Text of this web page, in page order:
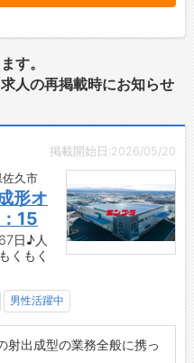
ます。
り良くするために、日々の
挑戦を続けることができる
にとって、理想的な環境が
社の成長につながります◎
に貢献できる！
せないプラスチック製品の
会全体に貢献している実感
！
す。
人の再掲載時にお知らせ
掲載開始日:2026/05/20
久市
形オ
15
日♪人
くもく
男性活躍中
射出成型の業務全般に携っ